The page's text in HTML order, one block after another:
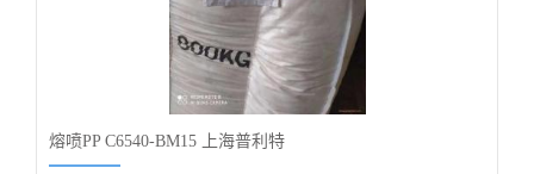
熔喷PP C6540-BM15 上海普利特